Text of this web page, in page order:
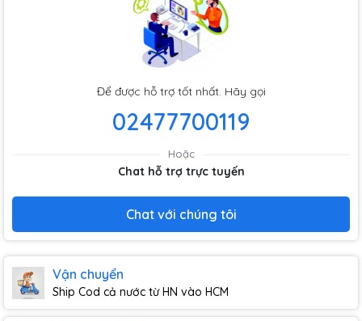
Để được hỗ trợ tốt nhất. Hãy gọi
02477700119
Hoặc
Chat hỗ trợ trực tuyến
Chat với chúng tôi
Vận chuyển
Ship Cod cả nước từ HN vào HCM